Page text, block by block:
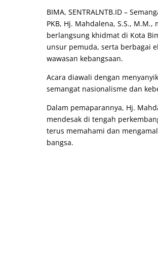
BIMA, SENTRALNTB.ID –
PKB, Hj. Mahdalena, S.S.,
berlangsung khidmat di Kota
unsur pemuda, serta berbagai
wawasan kebangsaan.
Acara diawali dengan
semangat nasionalisme dan
Dalam pemaparannya, Hj.
mendesak di tengah
terus memahami dan
bangsa.